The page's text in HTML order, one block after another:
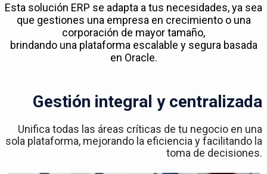
Esta solución ERP se adapta a tus necesidades, ya sea
que gestiones una empresa en crecimiento o una
corporación de mayor tamaño,
brindando una plataforma escalable y segura basada
en Oracle.
Gestión integral y centralizada
Unifica todas las áreas críticas de tu negocio en una
sola plataforma, mejorando la eficiencia y facilitando la
toma de decisiones.